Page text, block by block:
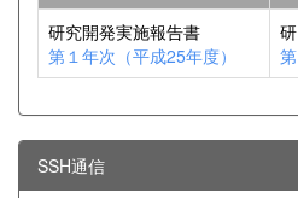
研究開発実施報告書
第１年次（平成25年度）
SSH通信